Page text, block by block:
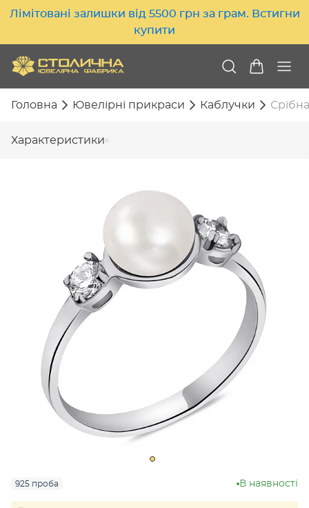
Лімітовані залишки від 5500 грн за грам. Встигни
купити
Головна Ювелірні прикраси Каблучки
Характеристики
925 проба В наявності